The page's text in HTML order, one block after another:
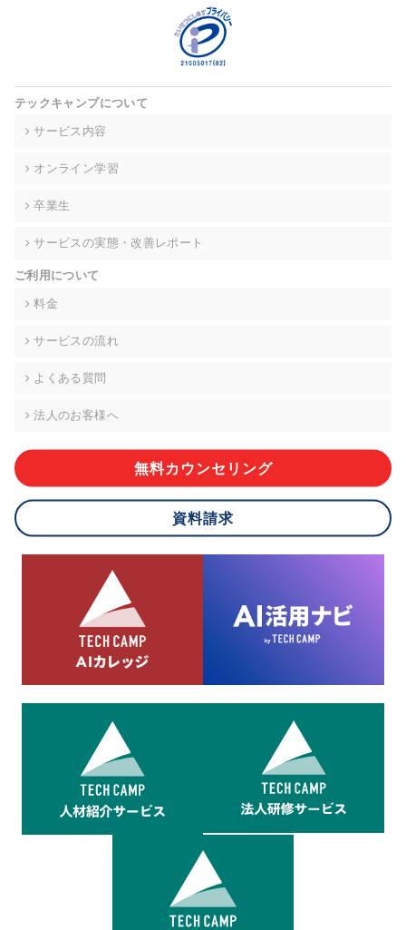
者等に提供することがあります。
当社は事業運営上、前項利用目的の範囲に限って個人情報を外
高い委託先を選定し、個人情報の適正管理・機密保持について
個人情報の開示等(利用目的の通知、開示、内容の訂正・追加・
て、下記の当社問合わせ窓口に申し出ることができます。その
的な期間内に対応いたします。ただし、申請が本人確認が不可
により、ご希望に添えない場合があります。 なお、アクセスロ
グなどの個人情報以外の情報については、原則として開示等は
株式会社div 個人情報問合せ窓口
メールアドレス:privacy_policy@di-v.co.jp
ご本人様が当社に個人情報を提供されるかどうかは任意による
応ができない場合があります。
8.cookieにより取得・分析した情報とその利用について
当社は第三者が運営するデータ・マネジメント・プラットフォ
ームからcookieにより収集されたウェブの閲覧機歴及びその分
析結果を取得し、これをお客様の個人データと結びつけた上
で、広告配信等の目的で利用いたします。
テックキャンプについて
サービス内容
オンライン学習
卒業生
サービスの実態・改善レポート
ご利用について
料金
サービスの流れ
よくある質問
法人のお客様へ
無料カウンセリング
資料請求